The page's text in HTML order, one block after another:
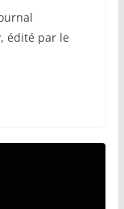
édité par le